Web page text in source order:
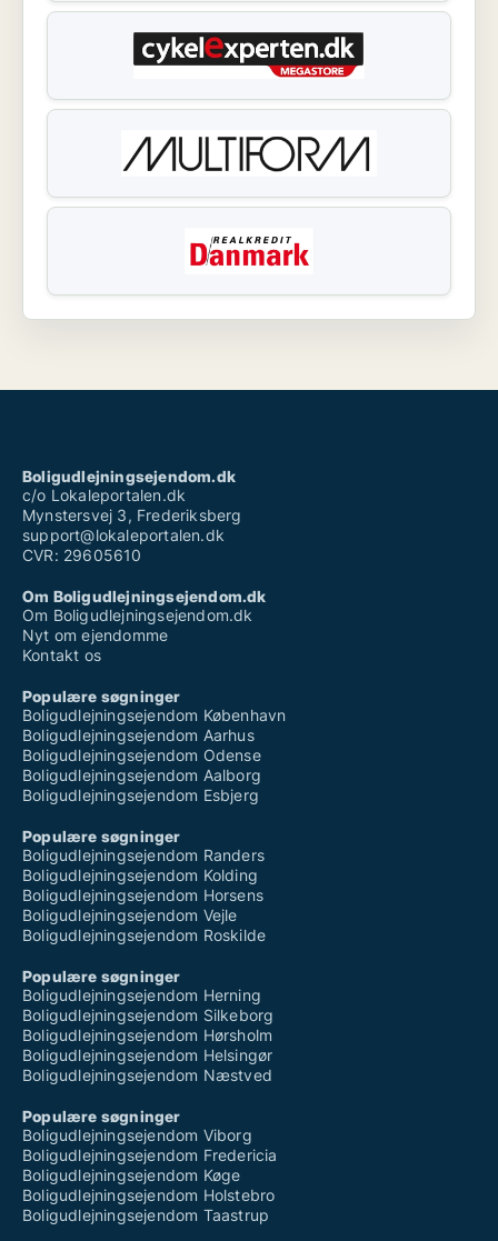
Boligudlejningsejendom.dk
c/o Lokaleportalen.dk
Mynstersvej 3, Frederiksberg
support@lokaleportalen.dk
CVR: 29605610
Om Boligudlejningsejendom.dk
Om Boligudlejningsejendom.dk
Nyt om ejendomme
Kontakt os
Populære søgninger
Boligudlejningsejendom København
Boligudlejningsejendom Aarhus
Boligudlejningsejendom Odense
Boligudlejningsejendom Aalborg
Boligudlejningsejendom Esbjerg
Populære søgninger
Boligudlejningsejendom Randers
Boligudlejningsejendom Kolding
Boligudlejningsejendom Horsens
Boligudlejningsejendom Vejle
Boligudlejningsejendom Roskilde
Populære søgninger
Boligudlejningsejendom Herning
Boligudlejningsejendom Silkeborg
Boligudlejningsejendom Hørsholm
Boligudlejningsejendom Helsingør
Boligudlejningsejendom Næstved
Populære søgninger
Boligudlejningsejendom Viborg
Boligudlejningsejendom Fredericia
Boligudlejningsejendom Køge
Boligudlejningsejendom Holstebro
Boligudlejningsejendom Taastrup